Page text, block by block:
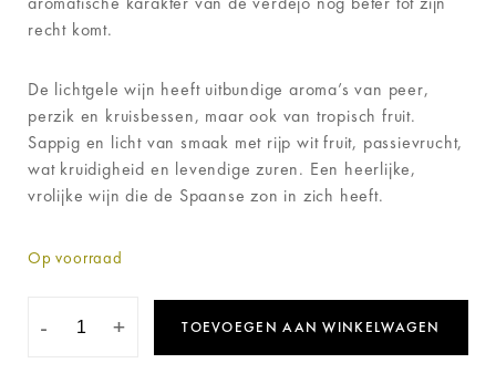
recht komt.
De lichtgele wijn heeft uitbundige aroma’s van peer,
perzik en kruisbessen, maar ook van tropisch fruit.
Sappig en licht van smaak met rijp wit fruit, passievrucht,
wat kruidigheid en levendige zuren. Een heerlijke,
vrolijke wijn die de Spaanse zon in zich heeft.
Op voorraad
- + TOEVOEGEN AAN WINKELWAGEN